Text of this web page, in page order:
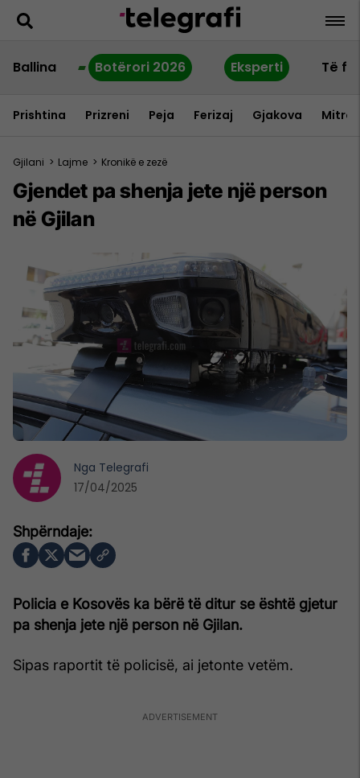
Ballina Botërori 2026 Eksperti Të
Prishtina Prizreni Peja Ferizaj Gjakova
Gjilani > Lajme > Kronikë e zezë
Gjendet pa shenja jete një person
në Gjilan
Policia e Kosovës ka bërë të ditur se është gjetur
pa shenja jete një person në Gjilan.
Sipas raportit të policisë, ai jetonte vetëm.
Nga Telegrafi
17/04/2025